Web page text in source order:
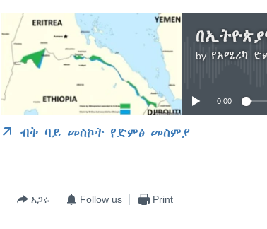
by የአሜሪካ
No media source
0:00
ብቅ ባይ መስኮት የድምፅ መስምያ
አጋሩ Follow us Print